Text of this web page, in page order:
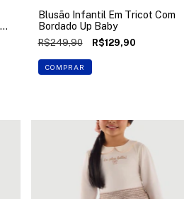
Blusão Infantil Em Tricot Com
Bordado Up Baby
R$249,90 R$129,90
COMPRAR